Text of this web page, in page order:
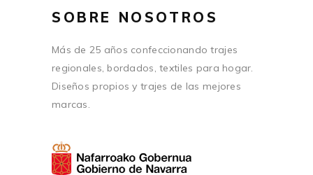
SOBRE NOSOTROS
Más de 25 años confeccionando trajes
regionales, bordados, textiles para hogar.
Diseños propios y trajes de las mejores
marcas.